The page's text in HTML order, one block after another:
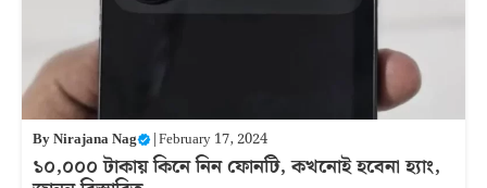
ByNirajana Nag |February 17, 2024
১০,০০০ টাকায় কিনে নিন ফোনটি, কখনোই হবেনা হ্যাং,